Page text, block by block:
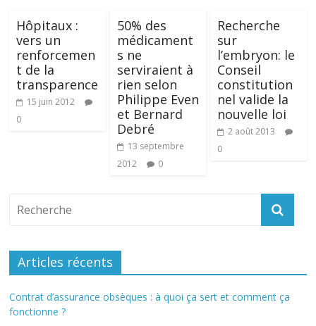
Hôpitaux :
vers un
renforcemen
t de la
transparence
15 juin 2012
0
50% des
médicament
s ne
serviraient à
rien selon
Philippe Even
et Bernard
Debré
13 septembre
2012
0
Recherche
sur
l’embryon: le
Conseil
constitution
nel valide la
nouvelle loi
2 août 2013
0
Articles récents
Contrat d’assurance obsèques : à quoi ça sert et comment ça
fonctionne ?